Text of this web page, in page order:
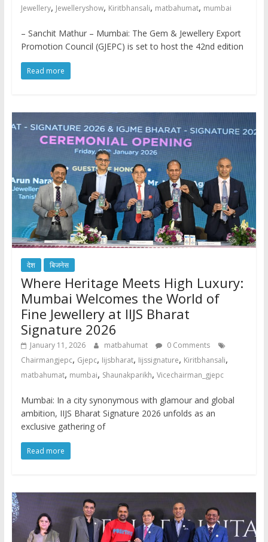
Jewellery, Jewelleryshow, Kiritbhansali, matbahumat, mumbai
– Sanchit Mathur – Mumbai: The Gem & Jewellery Export
Promotion Council (GJEPC) is set to host the 42nd edition
Read more
देश बिजनेस
Where Heritage Meets High Luxury:
Mumbai Welcomes the World of
Fine Jewellery at IIJS Bharat
Signature 2026
January 11, 2026 matbahumat
0 Comments
Chairmangjepc, Gjepc, Iijsbharat, Iijssignature, Kiritbhansali,
matbahumat, mumbai, Shaunakparikh, Vicechairman_gjepc
Mumbai: In a city synonymous with glamour and global
ambition, IIJS Bharat Signature 2026 unfolds as an
exclusive gathering of
Read more